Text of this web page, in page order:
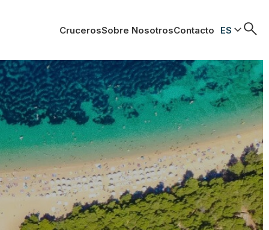
CrucerosSobre NosotrosContacto ES